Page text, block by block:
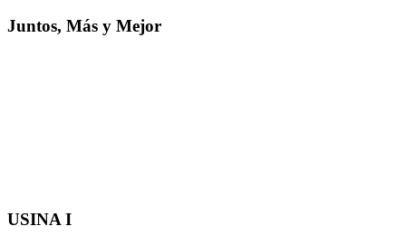
Juntos, Más y Mejor
USINA I